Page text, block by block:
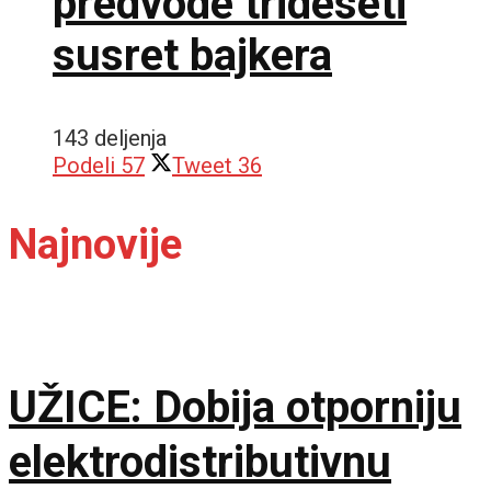
susret bajkera
143 deljenja
Podeli 57 Tweet 36
Najnovije
UŽICE: Dobija otporniju
elektrodistributivnu